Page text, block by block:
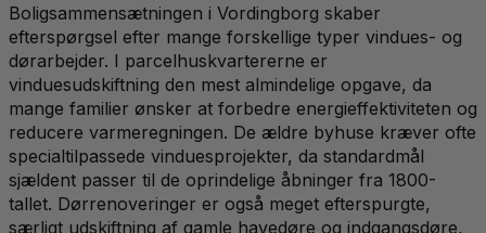
Boligsammensætningen i Vordingborg skaber
efterspørgsel efter mange forskellige typer vindues- og
dørarbejder. I parcelhuskvartererne er
vinduesudskiftning den mest almindelige opgave, da
mange familier ønsker at forbedre energieffektiviteten og
reducere varmeregningen. De ældre byhuse kræver ofte
specialtilpassede vinduesprojekter, da standardmål
sjældent passer til de oprindelige åbninger fra 1800-
tallet. Dørrenoveringer er også meget efterspurgte,
særligt udskiftning af gamle havedøre og indgangsdøre,